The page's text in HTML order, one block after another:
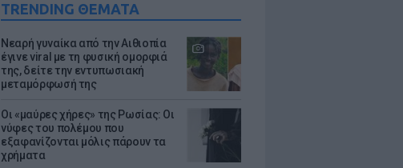
TRENDING ΘΕΜΑΤΑ
Νεαρή γυναίκα από την Αιθιοπία
έγινε viral με τη φυσική ομορφιά
της, δείτε την εντυπωσιακή
μεταμόρφωσή της
Οι «μαύρες χήρες» της Ρωσίας: Οι
νύφες του πολέμου που
εξαφανίζονται μόλις πάρουν τα
χρήματα